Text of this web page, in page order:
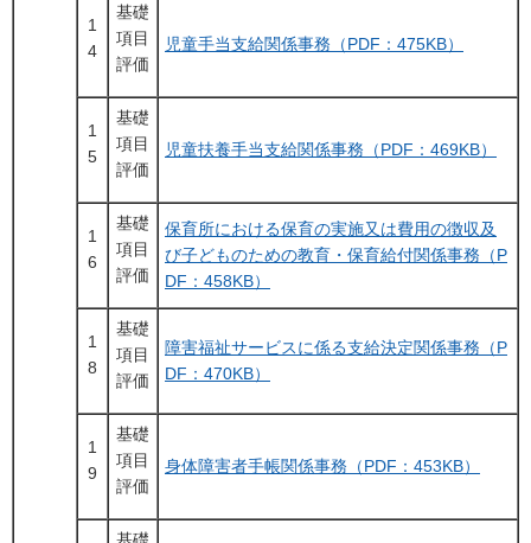
1
4
基礎
項目
評価
児童手当支給関係事務（PDF：475KB）
1
5
基礎
項目
評価
児童扶養手当支給関係事務（PDF：469KB）
1
6
基礎
項目
評価
保育所における保育の実施又は費用の徴収及
び子どものための教育・保育給付関係事務（P
DF：458KB）
1
8
基礎
項目
評価
障害福祉サービスに係る支給決定関係事務（P
DF：470KB）
1
9
基礎
項目
評価
身体障害者手帳関係事務（PDF：453KB）